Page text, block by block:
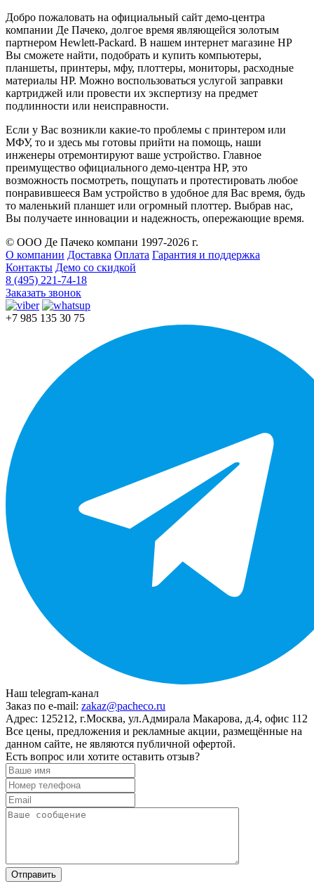
Добро пожаловать на официальный сайт демо-центра
компании Де Пачеко, долгое время являющейся золотым
партнером Hewlett-Packard. В нашем интернет магазине HP
Вы сможете найти, подобрать и купить компьютеры,
планшеты, принтеры, мфу, плоттеры, мониторы, расходные
материалы HP. Можно воспользоваться услугой заправки
картриджей или провести их экспертизу на предмет
подлинности или неисправности.
Если у Вас возникли какие-то проблемы с принтером или
МФУ, то и здесь мы готовы прийти на помощь, наши
инженеры отремонтируют ваше устройство. Главное
преимущество официального демо-центра HP, это
возможность посмотреть, пощупать и протестировать любое
понравившееся Вам устройство в удобное для Вас время, будь
то маленький планшет или огромный плоттер. Выбрав нас,
Вы получаете инновации и надежность, опережающие время.
© ООО Де Пачеко компани 1997-2026 г.
О компании Доставка Оплата Гарантия и поддержка
Контакты Демо со скидкой
8 (495) 221-74-18
Заказать звонок
+7 985 135 30 75
Наш telegram-канал
Заказ по e-mail: zakaz@pacheco.ru
Адрес: 125212, г.Москва, ул.Адмирала Макарова, д.4, офис 112
Все цены, предложения и рекламные акции, размещённые на
данном сайте, не являются публичной офертой.
Есть вопрос или хотите оставить отзыв?